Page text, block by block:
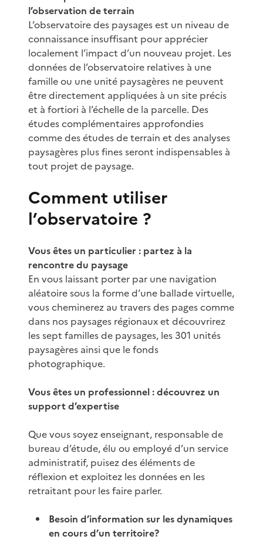
l’observation de terrain
L’observatoire des paysages est un niveau de
connaissance insuffisant pour apprécier
localement l’impact d’un nouveau projet. Les
données de l’observatoire relatives à une
famille ou une unité paysagères ne peuvent
être directement appliquées à un site précis
et à fortiori à l’échelle de la parcelle. Des
études complémentaires approfondies
comme des études de terrain et des analyses
paysagères plus fines seront indispensables à
tout projet de paysage.
Comment utiliser
l’observatoire ?
Vous êtes un particulier : partez à la
rencontre du paysage
En vous laissant porter par une navigation
aléatoire sous la forme d’une ballade virtuelle,
vous cheminerez au travers des pages comme
dans nos paysages régionaux et découvrirez
les sept familles de paysages, les 301 unités
paysagères ainsi que le fonds
photographique.
Vous êtes un professionnel : découvrez un
support d’expertise
Que vous soyez enseignant, responsable de
bureau d’étude, élu ou employé d’un service
administratif, puisez des éléments de
réflexion et exploitez les données en les
retraitant pour les faire parler.
Besoin d’information sur les dynamiques
en cours d’un territoire?